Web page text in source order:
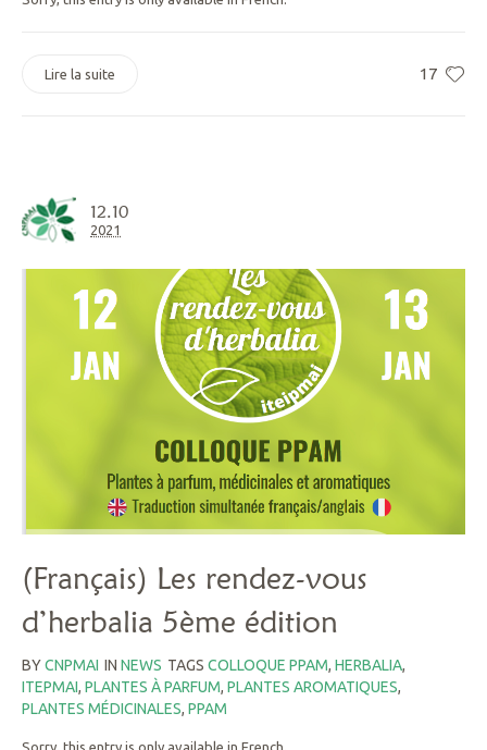
17
Lire la suite
12.10
2021
(Français) Les rendez-vous
d’herbalia 5ème édition
BYCNPMAI IN NEWS TAGS COLLOQUE PPAM, HERBALIA,
ITEPMAI, PLANTES À PARFUM, PLANTES AROMATIQUES,
PLANTES MÉDICINALES, PPAM